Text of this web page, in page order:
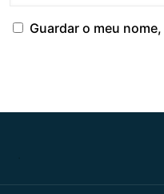
Guardar o meu